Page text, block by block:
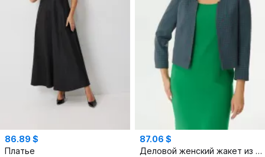
86.89 $
Платье
87.06 $
Деловой женский жакет из текстиля с лацканами